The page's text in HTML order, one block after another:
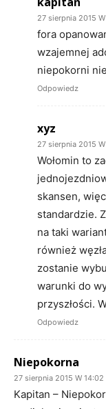
27 sierpnia 2015
fora
wzajemnej
niepokorni
Odpowiedz
xyz
27 sierpnia 2015 W
Wołomin to
skansen,
standardzie.
na taki
również
zostanie
warunki do
przyszłości.
Odpowiedz
Niepokorna
27 sierpnia 2015 W 14:02
Kapitan –